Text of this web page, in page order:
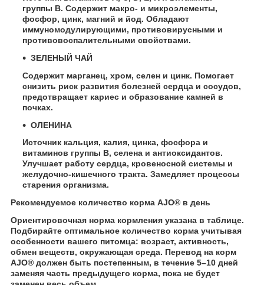
группы B. Содержит макро- и микроэлементы,
фосфор, цинк, магний и йод. Обладают
иммуномодулирующими, противовирусными и
противовоспалительными свойствами.
ЗЕЛЕНЫЙ ЧАЙ
Содержит марганец, хром, селен и цинк. Помогает
снизить риск развития болезней сердца и сосудов,
предотвращает кариес и образование камней в
почках.
ОЛЕНИНА
Источник кальция, калия, цинка, фосфора и
витаминов группы В, селена и антиоксидантов.
Улучшает работу сердца, кровеносной системы и
желудочно-кишечного тракта. Замедляет процессы
старения организма.
Рекомендуемое количество корма AJO® в день
Ориентировочная норма кормления указана в таблице.
Подбирайте оптимальное количество корма учитывая
особенности вашего питомца: возраст, активность,
обмен веществ, окружающая среда. Перевод на корм
AJO® должен быть постепенным, в течение 5–10 дней
заменяя часть предыдущего корма, пока не будет